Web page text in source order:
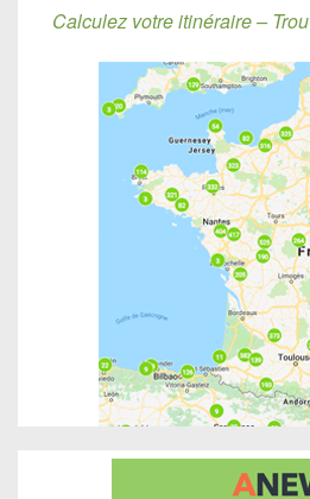
Calculez votre itinéraire –